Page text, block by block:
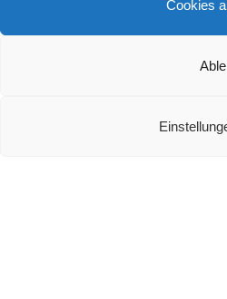
Cookies
Teufel Rockster Air 2 Test